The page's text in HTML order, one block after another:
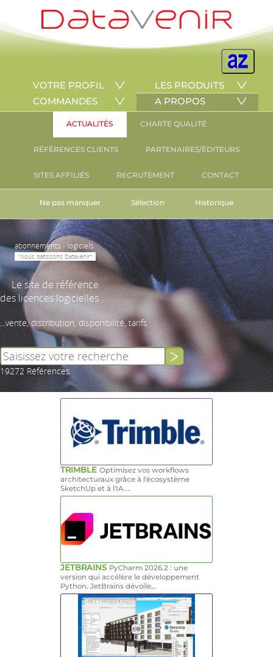
VOTRE PROFIL
LES PRODUITS
COMMANDES
A PROPOS
ACTUALITÉS CHARTE QUALITÉ
RÉFÉRENCES CLIENTS PARTENAIRES/ÉDITEURS
SITES AFFILIÉS RECRUTEMENT CONTACT
Ne pas manquer Sélection Historique
abonnements - logiciels
"Nous bâtissons Datavenir"
Le site de référence
des licences logicielles
...vente, distribution, disponibilité, tarifs
19272 Références
TRIMBLE Optimisez vos workflows
architecturaux grâce à l'écosystème
SketchUp et à l'IA....
JETBRAINS PyCharm 2026.2 : une
version qui accélère le développement
Python. JetBrains dévoile...